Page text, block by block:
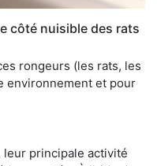
côté nuisible des rats
rongeurs (les rats, les
environnement et pour
leur principale activité